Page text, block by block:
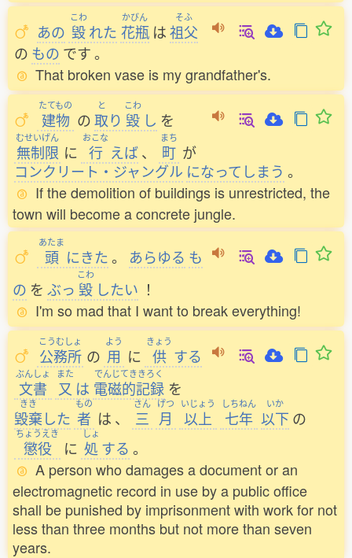
あの
こわ
毀れた
かびん
花瓶 は
そふ
祖父
の もの です。
That broken vase is my grandfather's.
たてもの
建物 の
と
取り
こわ
毀 し を
むせいげん
無制限 に
おこな
行 えば、
まち
町 が
コンクリート・ジャングル になってしまう 。
If the demolition of buildings is unrestricted, the
town will become a concrete jungle.
あたま
頭 にきた 。 あらゆる も
の を ぶっ
こわ
毀 したい ！
I'm so mad that I want to break everything!
こうむしょ
公務所 の
よう
用 に
きょう
供 する
ぶんしょ
文書
また
又 は
でんじてききろく
電磁的記録 を
きき
毀棄した
もの
者 は 、
さん
三
げつ
月
いじょう
以上
しちねん
七年
いか
以下 の
ちょうえき
懲役 に
しょ
処 する 。
A person who damages a document or an
electromagnetic record in use by a public office
shall be punished by imprisonment with work for not
less than three months but not more than seven
years.